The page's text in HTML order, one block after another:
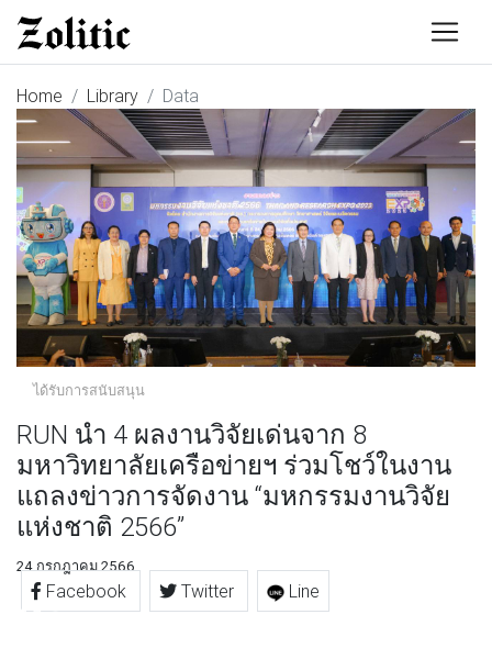
Home Library Data
ได้รับการสนับสนุน
RUN นำ 4 ผลงานวิจัยเด่นจาก 8
มหาวิทยาลัยเครือข่ายฯ ร่วมโชว์ในงาน
แถลงข่าวการจัดงาน “มหกรรมงานวิจัย
แห่งชาติ 2566”
24 กรกฎาคม 2566
Facebook Twitter Line